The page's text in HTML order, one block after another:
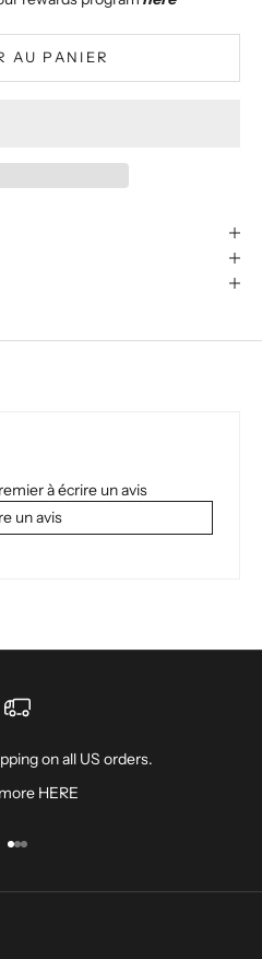
AU PANIER
à écrire un avis
un avis
on all US orders.
HERE
Aller à l'élément 1
Aller à l'élément 2
Aller à l'élément 3